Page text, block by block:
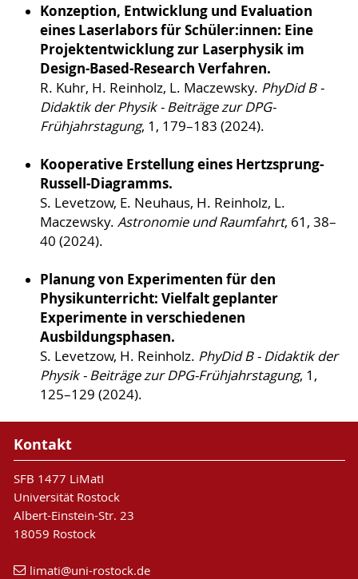
Konzeption, Entwicklung und Evaluation
eines Laserlabors für Schüler:innen: Eine
Projektentwicklung zur Laserphysik im
Design-Based-Research Verfahren.
R. Kuhr, H. Reinholz, L. Maczewsky. PhyDid B -
Didaktik der Physik - Beiträge zur DPG-
Frühjahrstagung, 1, 179–183 (2024).
Kooperative Erstellung eines Hertzsprung-
Russell-Diagramms.
S. Levetzow, E. Neuhaus, H. Reinholz, L.
Maczewsky. Astronomie und Raumfahrt, 61, 38–
40 (2024).
Planung von Experimenten für den
Physikunterricht: Vielfalt geplanter
Experimente in verschiedenen
Ausbildungsphasen.
S. Levetzow, H. Reinholz. PhyDid B - Didaktik der
Physik - Beiträge zur DPG-Frühjahrstagung, 1,
125–129 (2024).
Kontakt
SFB 1477 LiMatI
Universität Rostock
Albert-Einstein-Str. 23
18059 Rostock
limati@uni-rostock.de